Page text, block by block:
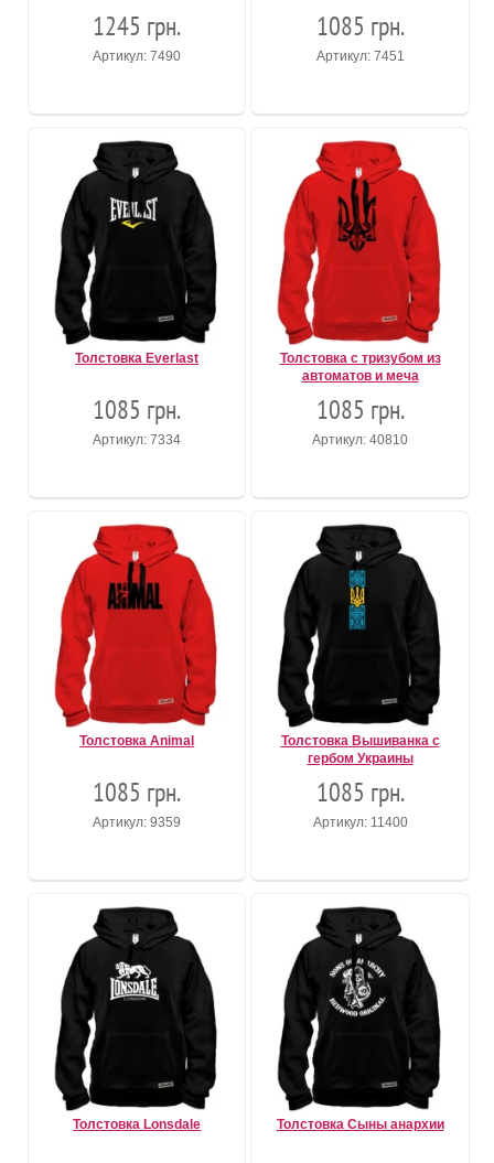
1245 грн.
Артикул: 7490
1085 грн.
Артикул: 7451
Толстовка Everlast
1085 грн.
Артикул: 7334
Толстовка с тризубом из
автоматов и меча
1085 грн.
Артикул: 40810
Толстовка Animal
1085 грн.
Артикул: 9359
Толстовка Вышиванка с
гербом Украины
1085 грн.
Артикул: 11400
Толстовка Lonsdale Толстовка Сыны анархии